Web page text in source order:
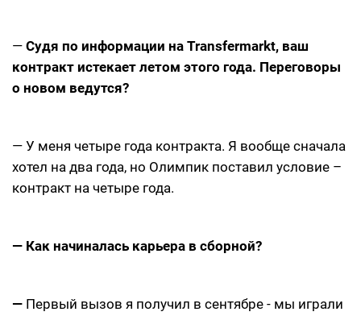
— Судя по информации на Transfermarkt, ваш
контракт истекает летом этого года. Переговоры
о новом ведутся?
— У меня четыре года контракта. Я вообще сначала
хотел на два года, но Олимпик поставил условие –
контракт на четыре года.
— Как начиналась карьера в сборной?
— Первый вызов я получил в сентябре - мы играли